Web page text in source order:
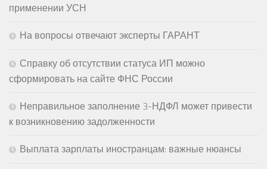
применении УСН
На вопросы отвечают эксперты ГАРАНТ
Справку об отсутствии статуса ИП можно
сформировать на сайте ФНС России
Неправильное заполнение 3-НДФЛ может привести
к возникновению задолженности
Выплата зарплаты иностранцам: важные нюансы